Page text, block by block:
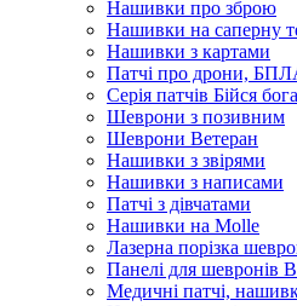
Нашивки про зброю
Нашивки на саперну
Нашивки з картами
Патчі про дрони,
Серія патчів Бійся бога
Шеврони з позивним
Шеврони Ветеран
Нашивки з звірями
Нашивки з написами
Патчі з дівчатами
Нашивки на Molle
Лазерна порізка
Панелі для шевронів
Медичні патчі,